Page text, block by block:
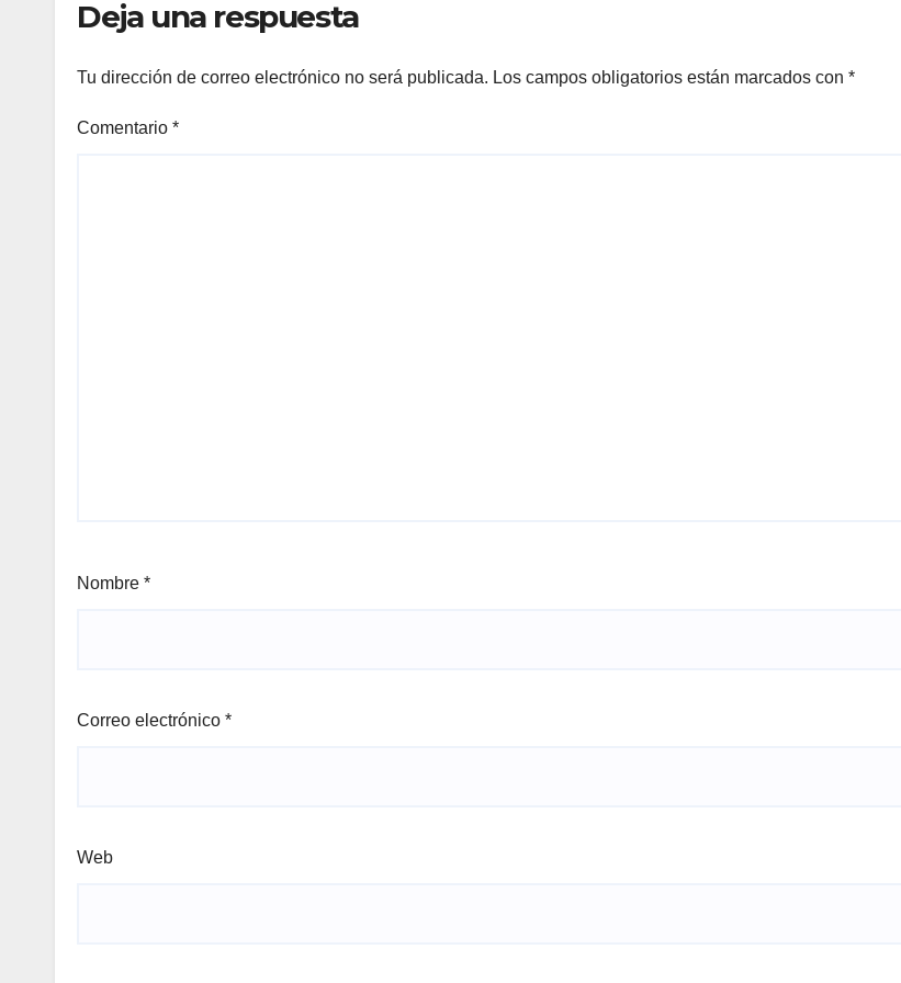
Deja una respuesta
Tu dirección de correo electrónico no será publicada. Los campos obligatorios están marcados con *
Comentario *
Nombre *
Correo electrónico *
Web